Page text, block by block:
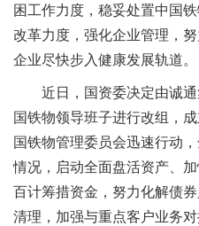
困工作力度，稳妥处置中国
改革力度，强化企业管理，
企业尽快步入健康发展轨道。
近日，国资委决定由诚
国铁物领导班子进行改组，
国铁物管理委员会迅速行动
情况，启动全面盘活资产、
百计筹措资金，努力化解债
清理，加强与重点客户业务